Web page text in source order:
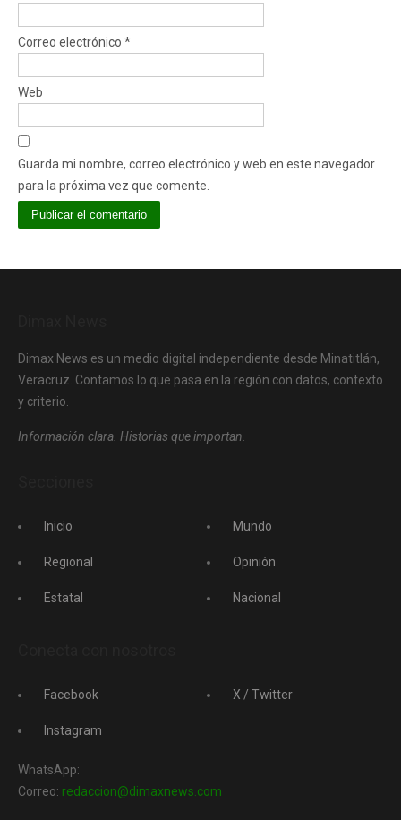
Correo electrónico *
Web
Guarda mi nombre, correo electrónico y web en este navegador
para la próxima vez que comente.
Dimax News es un medio digital independiente desde Minatitlán,
Veracruz. Contamos lo que pasa en la región con datos, contexto
y criterio.
Información clara. Historias que importan.
Inicio
Regional
Estatal
Mundo
Opinión
Nacional
Facebook
Instagram
X / Twitter
WhatsApp:
Correo: redaccion@dimaxnews.com